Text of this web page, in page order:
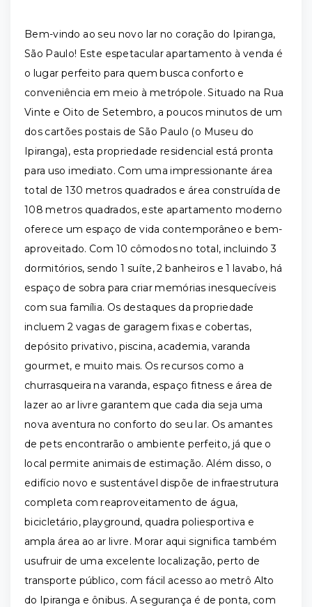
Bem-vindo ao seu novo lar no coração do Ipiranga,
São Paulo! Este espetacular apartamento à venda é
o lugar perfeito para quem busca conforto e
conveniência em meio à metrópole. Situado na Rua
Vinte e Oito de Setembro, a poucos minutos de um
dos cartões postais de São Paulo (o Museu do
Ipiranga), esta propriedade residencial está pronta
para uso imediato. Com uma impressionante área
total de 130 metros quadrados e área construída de
108 metros quadrados, este apartamento moderno
oferece um espaço de vida contemporâneo e bem-
aproveitado. Com 10 cômodos no total, incluindo 3
dormitórios, sendo 1 suíte, 2 banheiros e 1 lavabo, há
espaço de sobra para criar memórias inesquecíveis
com sua família. Os destaques da propriedade
incluem 2 vagas de garagem fixas e cobertas,
depósito privativo, piscina, academia, varanda
gourmet, e muito mais. Os recursos como a
churrasqueira na varanda, espaço fitness e área de
lazer ao ar livre garantem que cada dia seja uma
nova aventura no conforto do seu lar. Os amantes
de pets encontrarão o ambiente perfeito, já que o
local permite animais de estimação. Além disso, o
edifício novo e sustentável dispõe de infraestrutura
completa com reaproveitamento de água,
bicicletário, playground, quadra poliesportiva e
ampla área ao ar livre. Morar aqui significa também
usufruir de uma excelente localização, perto de
transporte público, com fácil acesso ao metrô Alto
do Ipiranga e ônibus. A segurança é de ponta, com